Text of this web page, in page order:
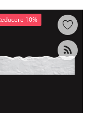
10%